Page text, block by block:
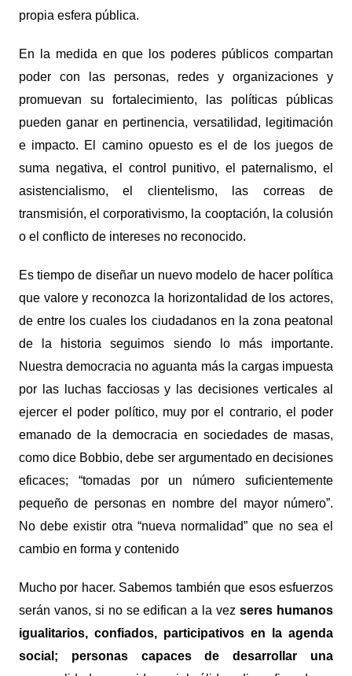
propia esfera pública.
En la medida en que los poderes públicos compartan
poder con las personas, redes y organizaciones y
promuevan su fortalecimiento, las políticas públicas
pueden ganar en pertinencia, versatilidad, legitimación
e impacto. El camino opuesto es el de los juegos de
suma negativa, el control punitivo, el paternalismo, el
asistencialismo, el clientelismo, las correas de
transmisión, el corporativismo, la cooptación, la colusión
o el conflicto de intereses no reconocido.
Es tiempo de diseñar un nuevo modelo de hacer política
que valore y reconozca la horizontalidad de los actores,
de entre los cuales los ciudadanos en la zona peatonal
de la historia seguimos siendo lo más importante.
Nuestra democracia no aguanta más la cargas impuesta
por las luchas facciosas y las decisiones verticales al
ejercer el poder político, muy por el contrario, el poder
emanado de la democracia en sociedades de masas,
como dice Bobbio, debe ser argumentado en decisiones
eficaces; “tomadas por un número suficientemente
pequeño de personas en nombre del mayor número”.
No debe existir otra “nueva normalidad” que no sea el
cambio en forma y contenido
Mucho por hacer. Sabemos también que esos esfuerzos
serán vanos, si no se edifican a la vezseres humanos
igualitarios, confiados, participativos en la agenda
social; personas capaces de desarrollar una